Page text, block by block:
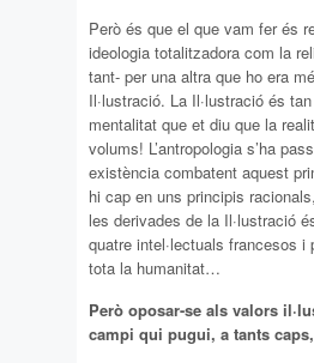
Però és que el que vam fer és
ideologia totalitzadora com la
tant- per una altra que ho era
Il·lustració. La Il·lustració és
mentalitat que et diu que la
volums! L’antropologia s’ha
existència combatent aquest
hi cap en uns principis
les derivades de la Il·lustració
quatre intel·lectuals francesos i
tota la humanitat…
Però oposar-se als valors
campi qui pugui, a tants